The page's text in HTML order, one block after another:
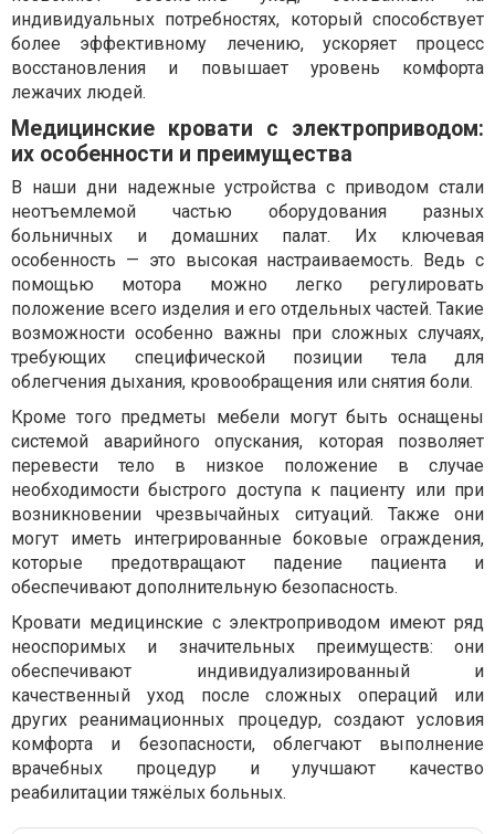
индивидуальных потребностях, который способствует
более эффективному лечению, ускоряет процесс
восстановления и повышает уровень комфорта
лежачих людей.
Медицинские кровати с электроприводом:
их особенности и преимущества
В наши дни надежные устройства с приводом стали
неотъемлемой частью оборудования разных
больничных и домашних палат. Их ключевая
особенность — это высокая настраиваемость. Ведь с
помощью мотора можно легко регулировать
положение всего изделия и его отдельных частей. Такие
возможности особенно важны при сложных случаях,
требующих специфической позиции тела для
облегчения дыхания, кровообращения или снятия боли.
Кроме того предметы мебели могут быть оснащены
системой аварийного опускания, которая позволяет
перевести тело в низкое положение в случае
необходимости быстрого доступа к пациенту или при
возникновении чрезвычайных ситуаций. Также они
могут иметь интегрированные боковые ограждения,
которые предотвращают падение пациента и
обеспечивают дополнительную безопасность.
Кровати медицинские с электроприводом имеют ряд
неоспоримых и значительных преимуществ: они
обеспечивают индивидуализированный и
качественный уход после сложных операций или
других реанимационных процедур, создают условия
комфорта и безопасности, облегчают выполнение
врачебных процедур и улучшают качество
реабилитации тяжёлых больных.